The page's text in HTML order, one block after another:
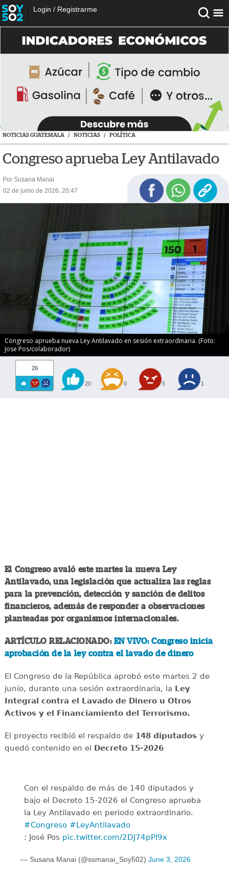
Login / Registrarme
NOTICIAS GUATEMALA / NOTICIAS / POLÍTICA
Congreso aprueba Ley Antilavado
Por Susana Manai
02 de junio de 2026, 20:47
Congreso aprueba nueva Ley Antilavado en sesión extraordinaria. (Foto:
Jose Pos/colaborador)
26
20 0 5 1
El Congreso avaló este martes la nueva Ley
Antilavado, una legislación que actualiza las reglas
para la prevención, detección y sanción de delitos
financieros, además de responder a observaciones
planteadas por organismos internacionales.
ARTÍCULO RELACIONADO: EN VIVO: Congreso inicia
aprobación de la ley contra el lavado de dinero
El Congreso de la República aprobó este martes 2 de
junio, durante una sesión extraordinaria, la Ley
Integral contra el Lavado de Dinero u Otros
Activos y el Financiamiento del Terrorismo.
El proyecto recibió el respaldo de 148 diputadosy
quedó contenido en el Decreto 15-2026
Con el respaldo de más de 140 diputados y
bajo el Decreto 15-2026 el Congreso aprueba
la Ley Antilavado en periodo extraordinario.
#Congreso #LeyAntilavado
: José Pos pic.twitter.com/2DJ74pPI9x
— Susana Manai (@ssmanai_Soy502) June 3, 2026